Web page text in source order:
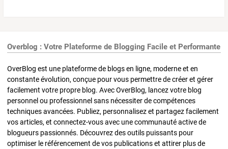
Overblog : Votre Plateforme de Blogging Facile et Performante
OverBlog est une plateforme de blogs en ligne, moderne et en
constante évolution, conçue pour vous permettre de créer et gérer
facilement votre propre blog. Avec OverBlog, lancez votre blog
personnel ou professionnel sans nécessiter de compétences
techniques avancées. Publiez, personnalisez et partagez facilement
vos articles, et connectez-vous avec une communauté active de
blogueurs passionnés. Découvrez des outils puissants pour
optimiser le référencement de vos publications et attirer plus de